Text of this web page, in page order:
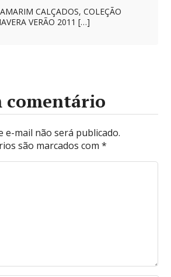
CALÇADOS, COLEÇÃO
VERÃO 2011 […]
comentário
e-mail não será publicado.
são marcados com*